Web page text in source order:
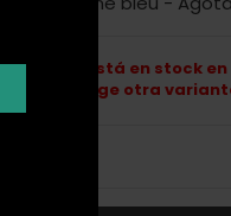
ya no está en stock
Elige otra